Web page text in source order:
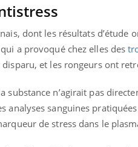
dont les résultats d’étude
a provoqué chez elles des
et les rongeurs ont
substance n’agirait pas
analyses sanguines
de stress dans le